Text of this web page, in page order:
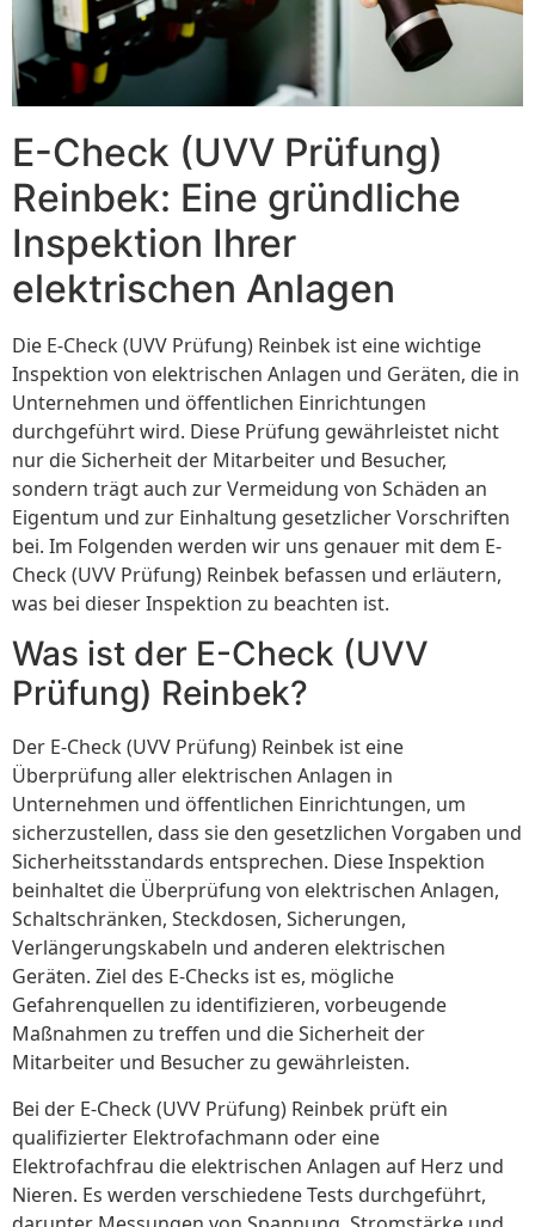
E-Check (UVV Prüfung)
Reinbek: Eine gründliche
Inspektion Ihrer
elektrischen Anlagen
Die E-Check (UVV Prüfung) Reinbek ist eine wichtige
Inspektion von elektrischen Anlagen und Geräten, die in
Unternehmen und öffentlichen Einrichtungen
durchgeführt wird. Diese Prüfung gewährleistet nicht
nur die Sicherheit der Mitarbeiter und Besucher,
sondern trägt auch zur Vermeidung von Schäden an
Eigentum und zur Einhaltung gesetzlicher Vorschriften
bei. Im Folgenden werden wir uns genauer mit dem E-
Check (UVV Prüfung) Reinbek befassen und erläutern,
was bei dieser Inspektion zu beachten ist.
Was ist der E-Check (UVV
Prüfung) Reinbek?
Der E-Check (UVV Prüfung) Reinbek ist eine
Überprüfung aller elektrischen Anlagen in
Unternehmen und öffentlichen Einrichtungen, um
sicherzustellen, dass sie den gesetzlichen Vorgaben und
Sicherheitsstandards entsprechen. Diese Inspektion
beinhaltet die Überprüfung von elektrischen Anlagen,
Schaltschränken, Steckdosen, Sicherungen,
Verlängerungskabeln und anderen elektrischen
Geräten. Ziel des E-Checks ist es, mögliche
Gefahrenquellen zu identifizieren, vorbeugende
Maßnahmen zu treffen und die Sicherheit der
Mitarbeiter und Besucher zu gewährleisten.
Bei der E-Check (UVV Prüfung) Reinbek prüft ein
qualifizierter Elektrofachmann oder eine
Elektrofachfrau die elektrischen Anlagen auf Herz und
Nieren. Es werden verschiedene Tests durchgeführt,